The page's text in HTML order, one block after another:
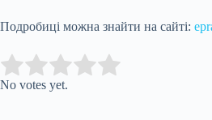
Подробиці можна знайти на сайті:
Rate this item:
No votes yet.